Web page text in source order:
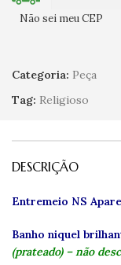
Não sei meu CEP
Categoria: Peça
Tag: Religioso
DESCRIÇÃO
Entremeio NS
Banho niquel
(prateado) – não